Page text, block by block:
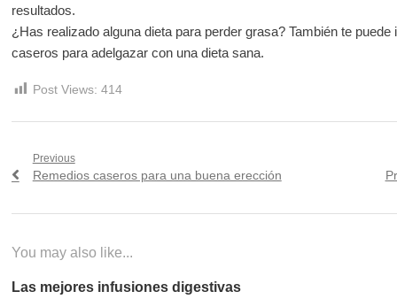
resultados.
¿Has realizado alguna dieta para perder grasa? También te
caseros para adelgazar con una dieta sana.
Post Views: 414
Navegación
Previous
Previous
Remedios caseros para una buena erección
You may also like...
Las mejores infusiones digestivas